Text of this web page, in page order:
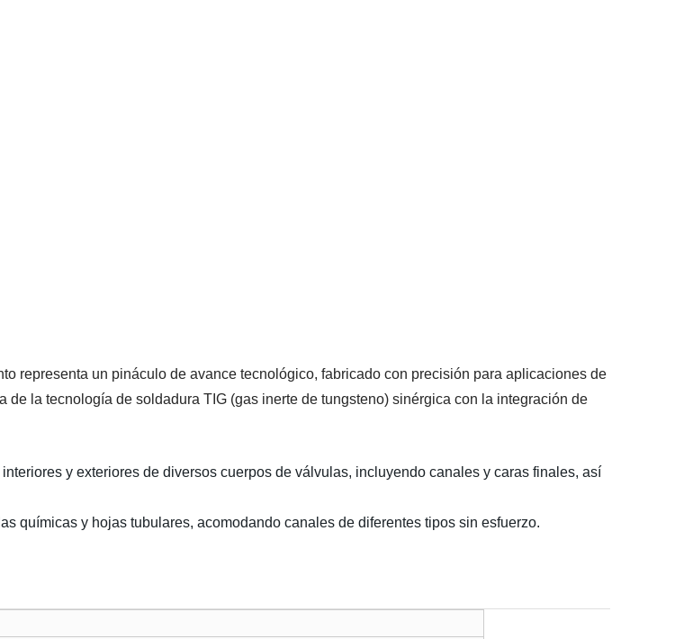
representa un pináculo de avance tecnológico, fabricado con precisión para aplicaciones de
la tecnología de soldadura TIG (gas inerte de tungsteno) sinérgica con la integración de
y exteriores de diversos cuerpos de válvulas, incluyendo canales y caras finales, así
químicas y hojas tubulares, acomodando canales de diferentes tipos sin esfuerzo.